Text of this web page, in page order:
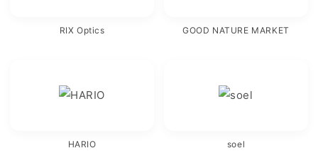
RIX Optics GOOD NATURE MARKET
HARIO soel